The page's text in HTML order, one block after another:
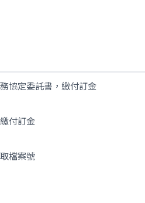
協定委託書，繳付訂金
付訂金
檔案號